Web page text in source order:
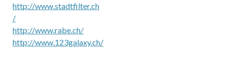
http://www.stadtfilter.ch
/
http://www.rabe.ch/
http://www.123galaxy.ch/